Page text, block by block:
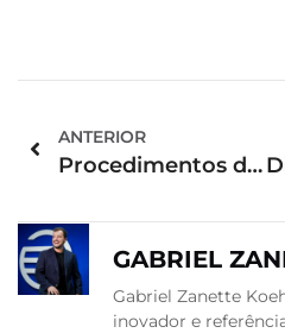
ANTERIOR
Procedimentos de segurança e triagem no aeroporto: como lidar com possíveis atrasos
GABRIEL
Gabriel Zanette
inovador e